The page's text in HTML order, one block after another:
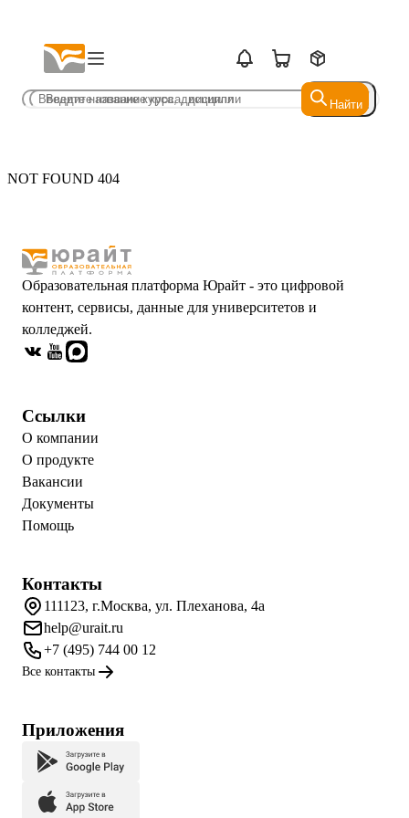
Найти
Найти
NOT FOUND 404
Образовательная платформа Юрайт - это цифровой
контент, сервисы, данные для университетов и
колледжей.
Ссылки
О компании
О продукте
Вакансии
Документы
Помощь
Контакты
111123, г.Москва, ул. Плеханова, 4а
help@urait.ru
+7 (495) 744 00 12
Все контакты
Приложения